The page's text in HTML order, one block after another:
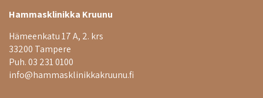
Hammasklinikka Kruunu
Hämeenkatu 17 A, 2. krs
33200 Tampere
Puh. 03 231 0100
info@hammasklinikkakruunu.fi